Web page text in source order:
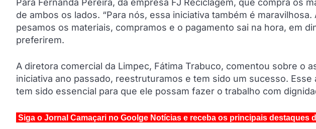
Para Fernanda Pereira, da empresa FJ Reciclagem, que compra os
de ambos os lados. “Para nós, essa iniciativa também é
pesamos os materiais, compramos e o pagamento sai na hora, em
preferirem.
A diretora comercial da Limpec, Fátima Trabuco, comentou sobre o
iniciativa ano passado, reestruturamos e tem sido um sucesso.
tem sido essencial para que ele possam fazer o trabalho com
Siga o Jornal Camaçari no Goolge Notícias e receba os principais destaques